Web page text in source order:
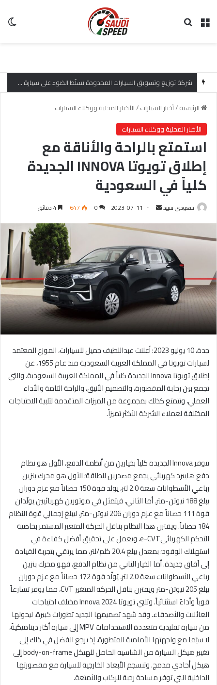
القائمة
شركة توزيع وتسويق السيارات المحدودة تسلّط الضوء على سيارة HAVAL V7 موديل 2027 ضمن عرض الأصفار الثلاثة
الرئيسية/أخبار السيارات/الأخبار المحلية ووكلاء السيارات
الأخبار المحلية ووكلاء السيارات
استمتع بالراحة والأناقة مع
إطلاق تويوتا INNOVA الجديدة
كلياً في السعودية
سعودي سبيد
س
ب
ر
ي
د
ل
ك
ت
ر
ي
ا
2023-07-11
0
647
جدة، 10 يوليو 2023: أعلنت عبداللطيف جميل للسيارات، الموزع المعتمد
لسيارات تويوتا في المملكة العربية السعودية منذ عام 1955، عن
إطلاق تويوتا Innova الجديدة كلياً في المملكة العربية السعودية، والتي
تجمع بين رحابة المقصورة، والتصميم الأنيق، والراحة التامة والأداء
العملي، وتتمتع كذلك بمجموعة من الميزات المتقدمة لتلبية الاحتياجات
المختلفة لعملاء الشركة الأكثر تميزاً.
تتوفر Innova الجديدة كلياً بخيارين من أنظمة الدفع، الأول هو نظام
دفع هايبرد كهربائي يجمع مصدرين للطاقة؛ الأول هو محرك بنزين
رباعي الأسطوانات سعة 2.0 لتر، يولد قوة 150 حصاناً مع عزم دوران
يبلغ 188 نيوتن-متر. أما الثاني، فيتمثل في موتورين كهربائيين يولّدان
قوة 111 حصاناً مع عزم دوران 206 نيوتن-متر، ليبلغ إجمالي قوة النظام
184 حصاناً. ويقترن هذا النظام بناقل الحركة المتغير المستمر بخاصية
التحكم الكهربائيe-CVT، ويعمل على تحقيق أفضل كفاءة في
استهلاك الوقود؛ بمعدل يبلغ 20.4 كلم/لتر، مما يرتقي بتجربة القيادة
إلى آفاق جديدة. أما الخيار الثاني من نظام الدفع، فهو محرك بنزين
رباعي الأسطوانات سعة 2.0 لتر، يُولِّد قوة 172 حصاناً مع عزم دوران
يبلغ 205 نيوتن-متر ويقترن بناقل الحركة المتغير CVT، مما يوفر تسارعاً
قوياً وأداءً استثنائياً. وتلبي تويوتا Innova 2024 مختلف احتياجات
العائلات والأصدقاء. وقد شهد تصميمها الجديد تطورات كبيرة، ليحولها
من سيارة تقليدية متعددة الاستخدامات MPV إلى سيارة أكثر ديناميكيةً،
لا سيّما مع واجهتها الأمامية المتطورة، إذ يرجع الفضل في ذلك إلى
تغيير هيكل السيارة من الشاسيه الحامل للهيكل body-on-frame إلى
هيكل أحادي مدمج. وتنسجم الأبعاد الخارجية للسيارة مع مقصورتها
الداخلية التي توفر مساحة رحبة للركاب والأمتعة.